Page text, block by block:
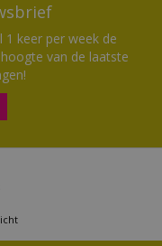
keer per week de
van de laatste